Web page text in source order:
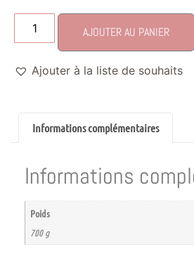
AJOUTER AU PANIER
Ajouter à la liste de souhaits
Informations complémentaires
Informations
Poids
700 g